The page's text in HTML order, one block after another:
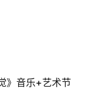
》音乐+艺术节